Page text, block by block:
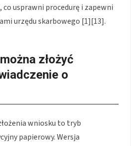
co usprawni procedurę i zapewni
urzędu skarbowego [1][13].
złożyć
o
wniosku to tryb
papierowy. Wersja